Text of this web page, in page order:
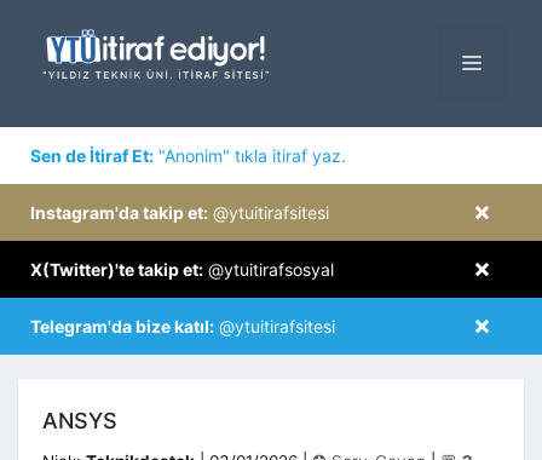
MENÜ
Sen de İtiraf Et: "Anonim" tıkla itiraf yaz.
×
Instagram'da takip et: @ytuitirafsitesi
×
X(Twitter)'te takip et: @ytuitirafsosyal
×
Telegram'da bize katıl: @ytuitirafsitesi
ANSYS